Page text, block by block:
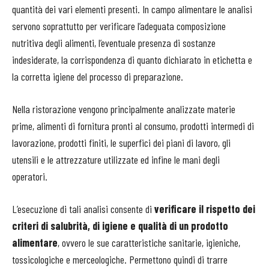
quantità dei vari elementi presenti. In campo alimentare le analisi
servono soprattutto per verificare l’adeguata composizione
nutritiva degli alimenti, l’eventuale presenza di sostanze
indesiderate, la corrispondenza di quanto dichiarato in etichetta e
la corretta igiene del processo di preparazione.
Nella ristorazione vengono principalmente analizzate materie
prime, alimenti di fornitura pronti al consumo, prodotti intermedi di
lavorazione, prodotti finiti, le superfici dei piani di lavoro, gli
utensili e le attrezzature utilizzate ed infine le mani degli
operatori.
L’esecuzione di tali analisi consente di verificare il rispetto dei
criteri di salubrità, di igiene e qualità di un prodotto
alimentare, ovvero le sue caratteristiche sanitarie, igieniche,
tossicologiche e merceologiche. Permettono quindi di trarre